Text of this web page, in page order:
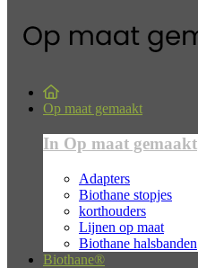
Op maat gemaakt
In Op maat gemaakt
Adapters
Biothane stopjes
korthouders
Lijnen op maat
Biothane halsbanden
Biothane®